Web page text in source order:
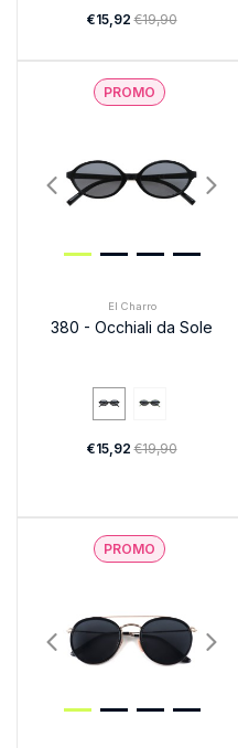
€15,92€19,90
PROMO
El Charro
380 - Occhiali da Sole
€15,92€19,90
PROMO